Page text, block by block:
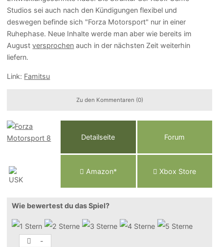
Studios sei auch nach den Kündigungen flexibel und
deswegen befinde sich "Forza Motorsport" nur in einer
Ruhephase. Neue Inhalte werde man aber wie bereits im
Augustversprochen auch in der nächsten Zeit weiterhin
liefern.
Link: Famitsu
Zu den Kommentaren (0)
Detailseite Forum
Amazon* Xbox Store
Wie bewertest du das Spiel?
-